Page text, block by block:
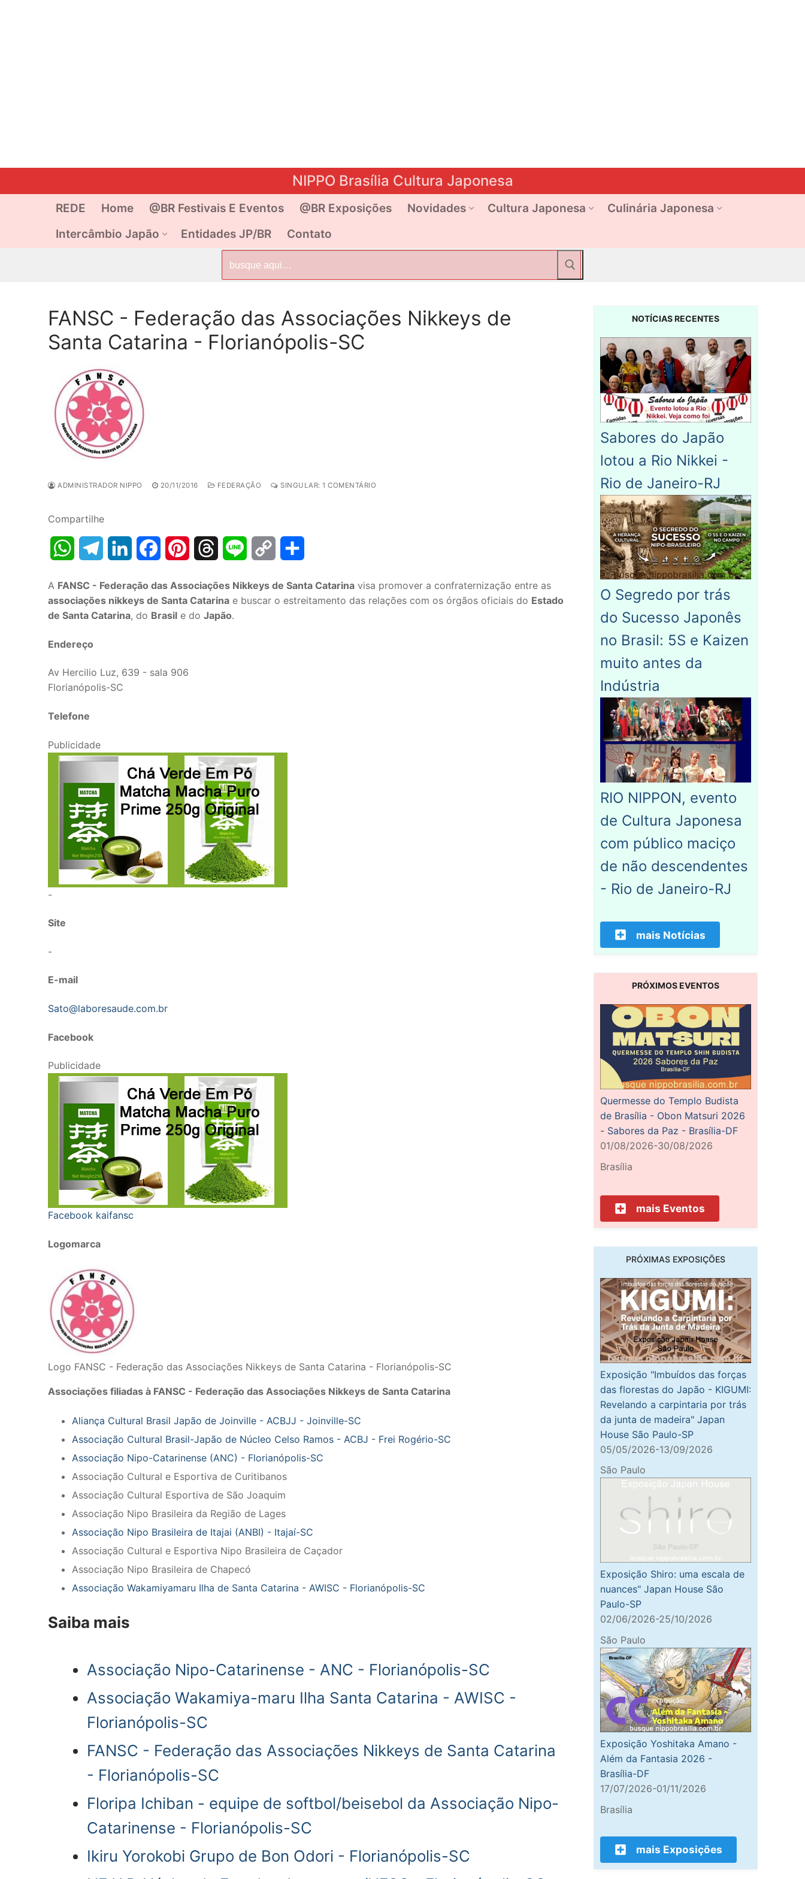
NIPPO Brasília Cultura Japonesa
REDE Home @BR Festivais E Eventos @BR Exposições Novidades Cultura Japonesa
Culinária Japonesa
Intercâmbio Japão
Entidades JP/BR Contato
por:
FANSC - Federação das Associações Nikkeys de
Santa Catarina - Florianópolis-SC
ADMINISTRADOR NIPPO 20/11/2016 FEDERAÇÃO SINGULAR: 1 COMENTÁRIO
Compartilhe
WhatsAppTelegramLinkedInFacebookPinterestThreads Line
Copy
A FANSC - Federação das Associações Nikkeys de Santa Catarina visa promover a confraternização entre as
associações nikkeys de Santa Catarina e buscar o estreitamento das relações com os órgãos oficiais do Estado
de Santa Catarina, do Brasil e do Japão.
Endereço
Av Hercilio Luz, 639 - sala 906
Florianópolis-SC
Telefone
Publicidade
-
Site
-
E-mail
Sato@laboresaude.com.br
Facebook
Publicidade
Facebook kaifansc
Logomarca
Logo FANSC - Federação das Associações Nikkeys de Santa Catarina - Florianópolis-SC
Associações filiadas à FANSC - Federação das Associações Nikkeys de Santa Catarina
Aliança Cultural Brasil Japão de Joinville - ACBJJ - Joinville-SC
Associação Cultural Brasil-Japão de Núcleo Celso Ramos - ACBJ - Frei Rogério-SC
Associação Nipo-Catarinense (ANC) - Florianópolis-SC
Associação Cultural e Esportiva de Curitibanos
Associação Cultural Esportiva de São Joaquim
Associação Nipo Brasileira da Região de Lages
Associação Nipo Brasileira de Itajai (ANBI) - Itajaí-SC
Associação Cultural e Esportiva Nipo Brasileira de Caçador
Associação Nipo Brasileira de Chapecó
Associação Wakamiyamaru Ilha de Santa Catarina - AWISC - Florianópolis-SC
Saiba mais
Associação Nipo-Catarinense - ANC - Florianópolis-SC
Associação Wakamiya-maru Ilha Santa Catarina - AWISC -
Florianópolis-SC
FANSC - Federação das Associações Nikkeys de Santa Catarina
- Florianópolis-SC
Floripa Ichiban - equipe de softbol/beisebol da Associação Nipo-
Catarinense - Florianópolis-SC
Ikiru Yorokobi Grupo de Bon Odori - Florianópolis-SC
NOTÍCIAS RECENTES
Sabores do Japão
lotou a Rio Nikkei -
Rio de Janeiro-RJ
O Segredo por trás
do Sucesso Japonês
no Brasil: 5S e Kaizen
muito antes da
Indústria
RIO NIPPON, evento
de Cultura Japonesa
com público maciço
de não descendentes
- Rio de Janeiro-RJ
mais Notícias
PRÓXIMOS EVENTOS
Quermesse do Templo Budista
de Brasília - Obon Matsuri 2026
- Sabores da Paz - Brasília-DF
01/08/2026-30/08/2026
Brasília
mais Eventos
PRÓXIMAS EXPOSIÇÕES
Exposição "Imbuídos das forças
das florestas do Japão - KIGUMI:
Revelando a carpintaria por trás
da junta de madeira" Japan
House São Paulo-SP
05/05/2026-13/09/2026
São Paulo
Exposição Shiro: uma escala de
nuances" Japan House São
Paulo-SP
02/06/2026-25/10/2026
São Paulo
Exposição Yoshitaka Amano -
Além da Fantasia 2026 -
Brasília-DF
17/07/2026-01/11/2026
Brasília
mais Exposições